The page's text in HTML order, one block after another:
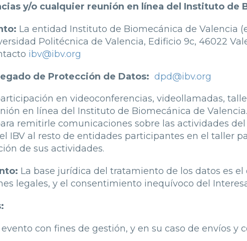
y/o cualquier reunión en línea del Instituto de
La entidad Instituto de Biomecánica de Valencia
Politécnica de Valencia, Edificio 9c, 46022
ibv@ibv.org
de Protección de Datos: dpd@ibv.org
en videoconferencias, videollamadas,
en línea del Instituto de Biomecánica de
remitirle comunicaciones sobre las actividades del
IBV al resto de entidades participantes en el taller
de sus actividades.
La base jurídica del tratamiento de los datos es el
legales, y el consentimiento inequívoco del
con fines de gestión, y en su caso de envíos y